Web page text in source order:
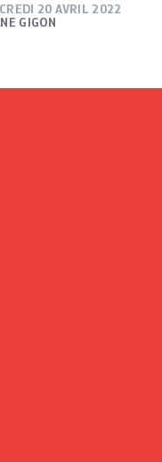
20 AVRIL 2022
GIGON